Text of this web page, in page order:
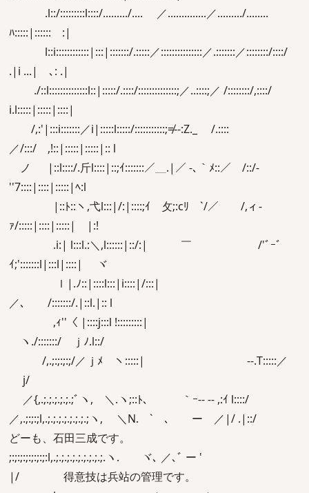
.l::/:::::::::l::::/........./.... ／..............／........./........
ﾊ:::::|:::::: :|
l::i::::::::::::|:::|:::::::/.:::::／:::::::::::::::／.:::::::／::::::::/::::/
.|i ...| ､: .|
./::l::::::::::::::l::|:::::/.::::/::::::::::::::;／..::::;／ /::::::::/,::::/
i.l:::::|:::::|::::|
/,:'|:::i:::::::／i|:::::l:::::/:::::::::::;≠‐-:Z._ /.::::
／/:::/ ,!::|:::::|:::::|:: l
ノ |::l::::/.斤l::::|::;ｲ:::::::／＿.|／ -､｀ﾒ::／ /::/-
''7::::|::::|:::::|ﾍ:l
|::ﾄ::ヽ,弋l:::|/:|::::;ｲ 攵;:cﾘ￣`/／ /,ィ-
ｧ/:::::|::::|:::::| |:!
.i:| l:::l.:＼,l::::::|::/:| ￣ /'ﾞｰﾞ
ｲ;':::::::l|:::l|::::| ヾ
ｌ|.ﾉ::|::::l:::|i::::|/:::|
／､ /:::::::/.|::l.|:: l
,ｨ''〈 |::::j:::l !:::::::::|
ヽ./:::::::/ ｊﾉ.l::/
/,.;:;:;:;/／ｊﾒ ヽ:::::| -‐.T:::::／
j/
／{,.;.;.;.;.;.;ﾞヽ, ＼.ヽ;::ﾄ､ ｀ｰ-- -‐ ,:ｲ l::::/
／,.;:;:;l,.;.;.;.;.;.;.;.;ヽ, ＼N. ` ､ ー ／|/ .|::/
どーも、石田三成です。
;:;:;:;:;:;:;:l,.;.;.;.;.;.;.;.;.;.ヽ. ヾ､ ／､ﾞ ー '
|/ 得意技は兵站の管理です。